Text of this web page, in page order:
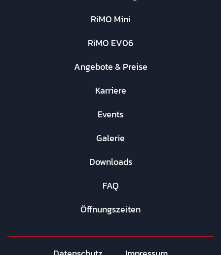
RiMO Mini
RiMO EV06
Angebote & Preise
Karriere
Events
Galerie
Downloads
FAQ
Öffnungszeiten